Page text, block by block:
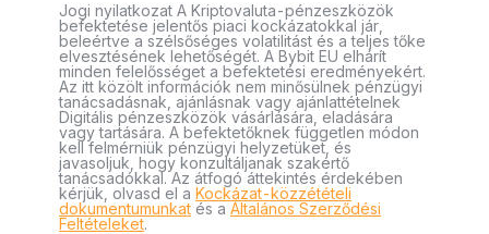
Jogi nyilatkozat A Kriptovaluta-pénzeszközök
befektetése jelentős piaci kockázatokkal jár,
beleértve a szélsőséges volatilitást és a teljes tőke
elvesztésének lehetőségét. A Bybit EU elhárít
minden felelősséget a befektetési eredményekért.
Az itt közölt információk nem minősülnek pénzügyi
tanácsadásnak, ajánlásnak vagy ajánlattételnek
Digitális pénzeszközök vásárlására, eladására
vagy tartására. A befektetőknek független módon
kell felmérniük pénzügyi helyzetüket, és
javasoljuk, hogy konzultáljanak szakértő
tanácsadókkal. Az átfogó áttekintés érdekében
kérjük, olvasd el a Kockázat-közzétételi
dokumentumunkat és a Általános Szerződési
Feltételeket.